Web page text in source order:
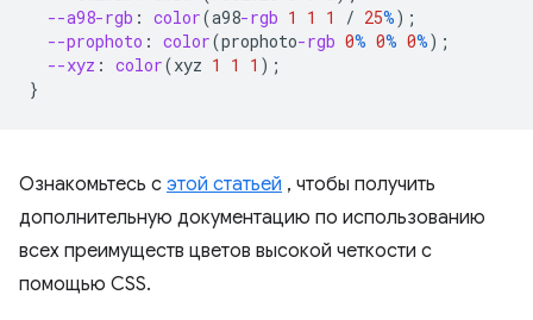
--a98-rgb : color(a98-rgb 1 1 1 / 25%);
--prophoto : color(prophoto-rgb 0% 0% 0%);
--xyz : color(xyz 1 1 1 );
}
Ознакомьтесь с этой статьей , чтобы получить
дополнительную документацию по использованию
всех преимуществ цветов высокой четкости с
помощью CSS.